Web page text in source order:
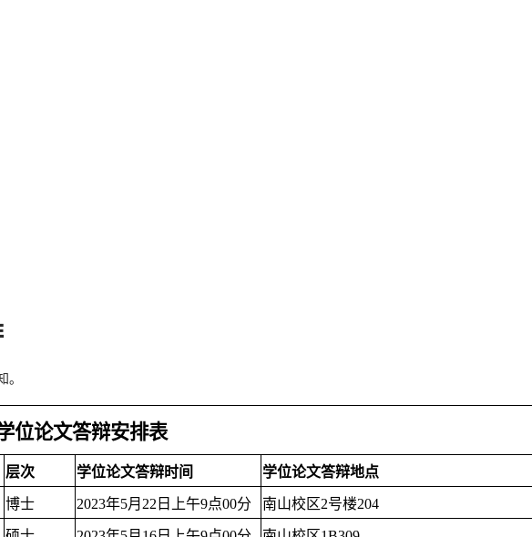
位论文答辩安排表
层次 学位论文答辩时间 学位论文答辩地点
博士 2023年5月22日上午9点00分 南山校区2号楼204